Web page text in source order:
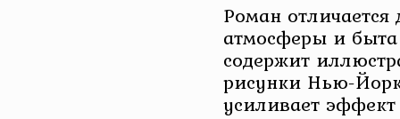
Роман
атмосферы и
содержит
рисунки Нью-
усиливает